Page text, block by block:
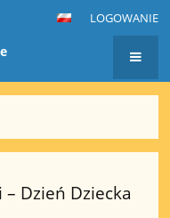
LOGOWANIE
Dzień Dziecka